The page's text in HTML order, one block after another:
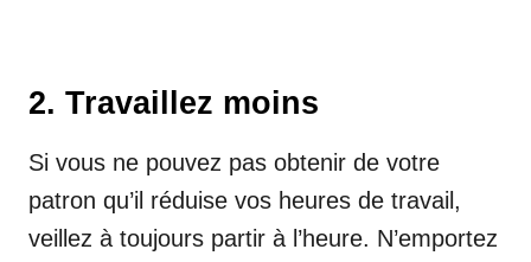
2. Travaillez moins
Si vous ne pouvez pas obtenir de votre
patron qu’il réduise vos heures de travail,
veillez à toujours partir à l’heure. N’emportez